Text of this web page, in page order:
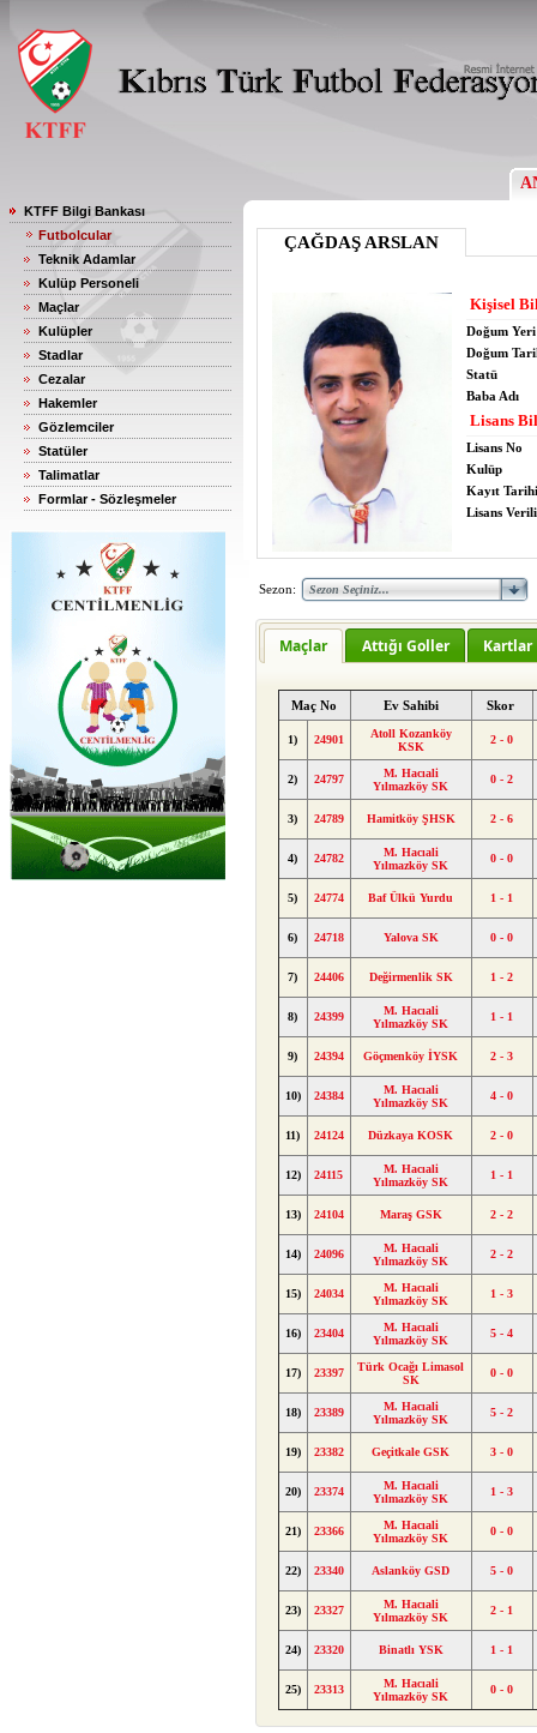
KTFF Bilgi Bankası
Futbolcular
Teknik Adamlar
Kulüp Personeli
Maçlar
Kulüpler
Stadlar
Cezalar
Hakemler
Gözlemciler
Statüler
Talimatlar
Formlar - Sözleşmeler
ÇAĞDAŞ ARSLAN
Kişisel
Doğum Yeri
Doğum
Statü
Baba Adı
Lisans
Lisans No
Kulüp
Kayıt Tarihi
Lisans
Sezon:
Maçlar Attığı Goller Kartlar
Maç No Ev Sahibi Skor
1) 24901
Atoll Kozanköy
KSK
2 - 0
2) 24797
M. Hacıali
Yılmazköy SK
0 - 2
3) 24789 Hamitköy ŞHSK 2 - 6
4) 24782
M. Hacıali
Yılmazköy SK
0 - 0
5) 24774 Baf Ülkü Yurdu 1 - 1
6) 24718 Yalova SK 0 - 0
7) 24406 Değirmenlik SK 1 - 2
8) 24399
M. Hacıali
Yılmazköy SK
1 - 1
9) 24394 Göçmenköy İYSK 2 - 3
10) 24384
M. Hacıali
Yılmazköy SK
4 - 0
11) 24124 Düzkaya KOSK 2 - 0
12) 24115
M. Hacıali
Yılmazköy SK
1 - 1
13) 24104 Maraş GSK 2 - 2
14) 24096
M. Hacıali
Yılmazköy SK
2 - 2
15) 24034
M. Hacıali
Yılmazköy SK
1 - 3
16) 23404
M. Hacıali
Yılmazköy SK
5 - 4
17) 23397
Türk Ocağı Limasol
SK
0 - 0
18) 23389
M. Hacıali
Yılmazköy SK
5 - 2
19) 23382 Geçitkale GSK 3 - 0
20) 23374
M. Hacıali
Yılmazköy SK
1 - 3
21) 23366
M. Hacıali
Yılmazköy SK
0 - 0
22) 23340 Aslanköy GSD 5 - 0
23) 23327
M. Hacıali
Yılmazköy SK
2 - 1
24) 23320 Binatlı YSK 1 - 1
25) 23313
M. Hacıali
Yılmazköy SK
0 - 0